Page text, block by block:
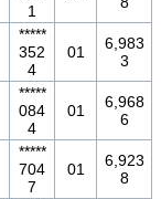
1
*****
352
4
01
6,983
3
*****
084
4
01
6,968
6
*****
704
7
01
6,923
8